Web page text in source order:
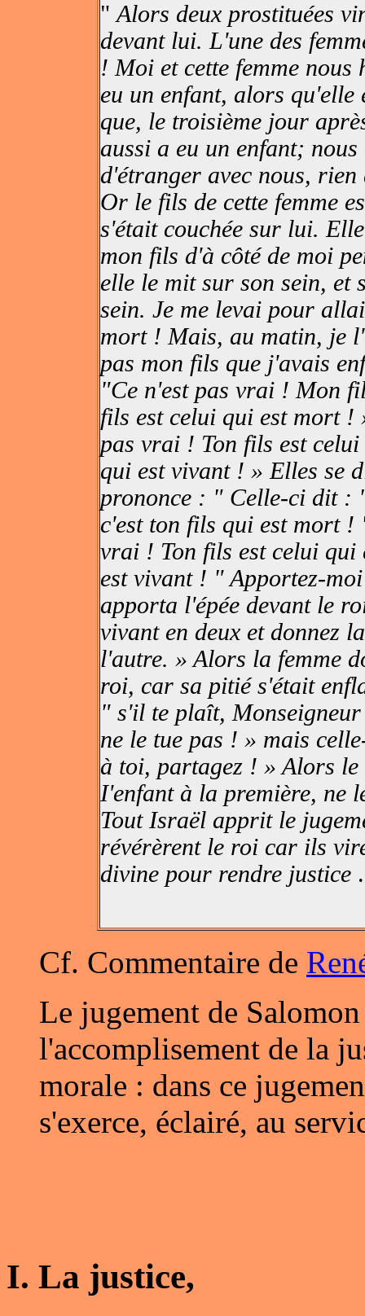
" Alors deux prostituées
devant lui. L'une des
! Moi et cette femme
eu un enfant, alors
que, le troisième jour
aussi a eu un enfant;
d'étranger avec nous,
Or le fils de cette femme
s'était couchée sur lui.
mon fils d'à côté de moi
elle le mit sur son sein, et
sein. Je me levai pour
mort ! Mais, au matin, je
pas mon fils que j'avais
"Ce n'est pas vrai ! Mon
fils est celui qui est mort !
pas vrai ! Ton fils est
qui est vivant ! » Elles se
prononce : " Celle-ci dit :
c'est ton fils qui est mort
vrai ! Ton fils est celui qui
est vivant ! " Apportez-
apporta l'épée devant le
vivant en deux et donnez
l'autre. » Alors la femme
roi, car sa pitié s'était
" s'il te plaît,
ne le tue pas ! » mais
à toi, partagez ! » Alors
I'enfant à la première, ne
Tout Israël apprit le
révérèrent le roi car ils
divine pour rendre justice
Cf. Commentaire de
Le jugement de
l'accomplisement de la
morale : dans ce
s'exerce, éclairé, au
I. La justice,